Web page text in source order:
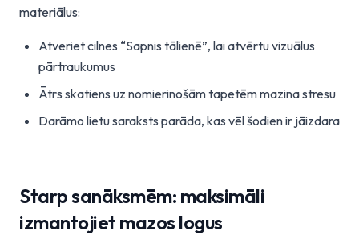
materiālus:
Atveriet cilnes “Sapnis tālienē”, lai atvērtu vizuālus
pārtraukumus
Ātrs skatiens uz nomierinošām tapetēm mazina stresu
Darāmo lietu saraksts parāda, kas vēl šodien ir jāizdara
Starp sanāksmēm: maksimāli
izmantojiet mazos logus